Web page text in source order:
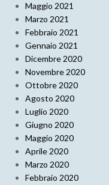
Maggio 2021
Marzo 2021
Febbraio 2021
Gennaio 2021
Dicembre 2020
Novembre 2020
Ottobre 2020
Agosto 2020
Luglio 2020
Giugno 2020
Maggio 2020
Aprile 2020
Marzo 2020
Febbraio 2020